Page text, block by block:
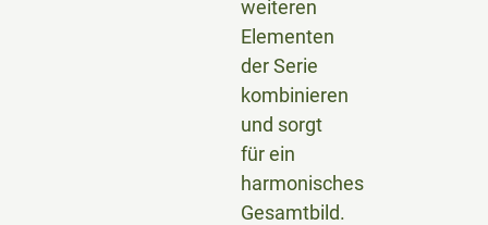
weiteren
Elementen
der Serie
kombinieren
und sorgt
für ein
harmonisches
Gesamtbild.